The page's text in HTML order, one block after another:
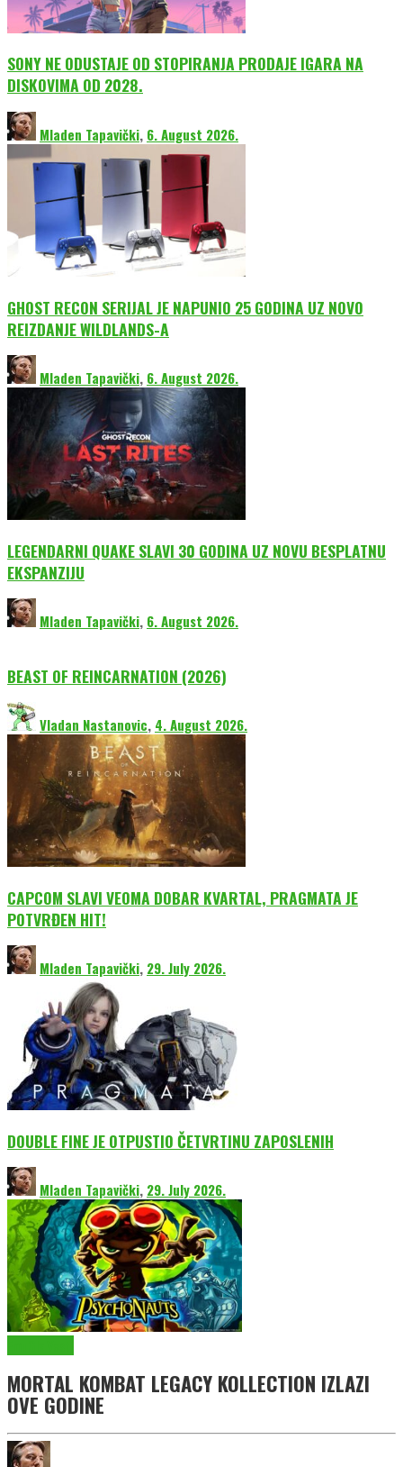
SONY NE ODUSTAJE OD STOPIRANJA PRODAJE IGARA NA
DISKOVIMA OD 2028.
Mladen Tapavički, 6. August 2026.
GHOST RECON SERIJAL JE NAPUNIO 25 GODINA UZ NOVO
REIZDANJE WILDLANDS-A
Mladen Tapavički, 6. August 2026.
LEGENDARNI QUAKE SLAVI 30 GODINA UZ NOVU BESPLATNU
EKSPANZIJU
Mladen Tapavički, 6. August 2026.
BEAST OF REINCARNATION (2026)
Vladan Nastanovic, 4. August 2026.
CAPCOM SLAVI VEOMA DOBAR KVARTAL, PRAGMATA JE
POTVRĐEN HIT!
Mladen Tapavički, 29. July 2026.
DOUBLE FINE JE OTPUSTIO ČETVRTINU ZAPOSLENIH
Mladen Tapavički, 29. July 2026.
MORTAL KOMBAT LEGACY KOLLECTION IZLAZI
OVE GODINE